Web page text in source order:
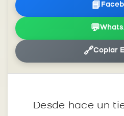
📘
💬
🔗Copiar
Desde hace un